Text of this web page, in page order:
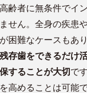
齢者に無条件でイ
せん。全身の疾患
困難なケースもあ
残存歯をできるだけ
することが大切で
高めることは可能